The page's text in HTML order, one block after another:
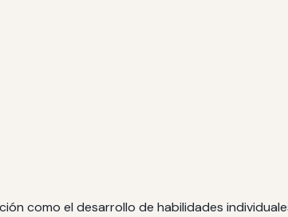
como el desarrollo de habilidades